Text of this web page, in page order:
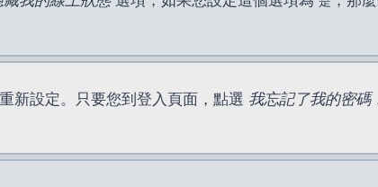
新設定。只要您到登入頁面，點選 我忘記了我的密碼